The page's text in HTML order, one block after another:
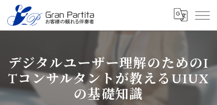
デジタルユーザー理解のためのI
Tコンサルタントが教えるUIUX
の基礎知識